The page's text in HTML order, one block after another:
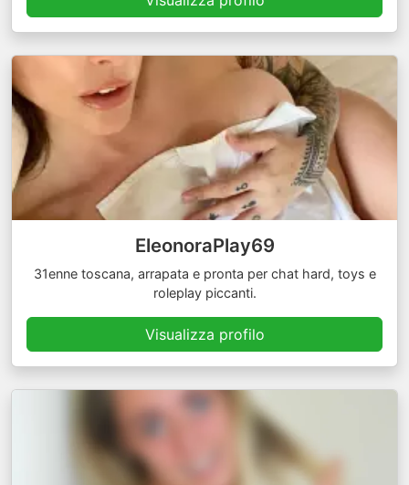
EleonoraPlay69
31enne toscana, arrapata e pronta per chat hard, toys e
roleplay piccanti.
Visualizza profilo